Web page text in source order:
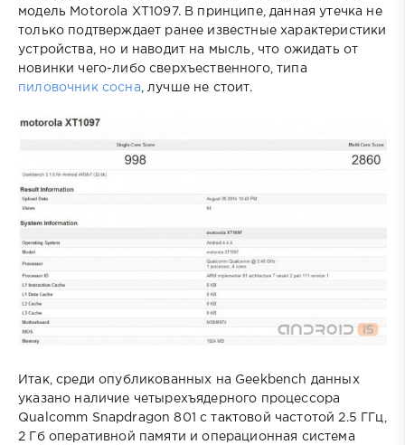
модель Motorola XT1097. В принципе, данная утечка не
только подтверждает ранее известные характеристики
устройства, но и наводит на мысль, что ожидать от
новинки чего-либо сверхъественного, типа
пиловочник сосна , лучше не стоит.
Итак, среди опубликованных на Geekbench данных
указано наличие четырехъядерного процессора
Qualcomm Snapdragon 801 с тактовой частотой 2.5 ГГц,
2 Гб оперативной памяти и операционная система